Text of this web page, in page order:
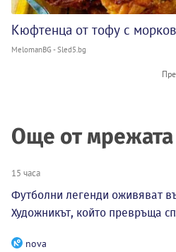
Кюфтенца от тофу с
MelomanBG - Sled5.bg
Още от мрежата
15 часа
Футболни легенди оживяват
Художникът, който превръща
nova